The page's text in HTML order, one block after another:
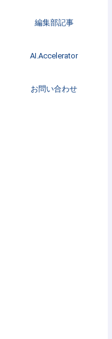
編集部記事
注目のニュース
インタビュー
Web3
AI.Accelerator
AI.Accelerator記事
お問い合わせ